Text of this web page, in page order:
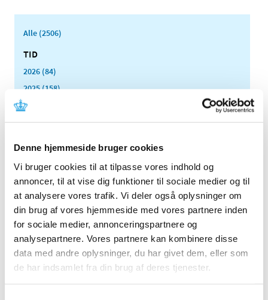
Denne hjemmeside bruger cookies
Vi bruger cookies til at tilpasse vores indhold og
annoncer, til at vise dig funktioner til sociale medier og til
at analysere vores trafik. Vi deler også oplysninger om
din brug af vores hjemmeside med vores partnere inden
for sociale medier, annonceringspartnere og
analysepartnere. Vores partnere kan kombinere disse
data med andre oplysninger, du har givet dem, eller som
de har indsamlet fra din brug af deres tjenester.
Alle (2506)
TID
2026 (84)
2025 (158)
2024 (224)
2023 (195)
2021 (516)
2020 (263)
2019 (159)
2018 (150)
2017 (167)
2016 (167)
2015 (33)
2014 (44)